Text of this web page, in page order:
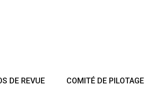
DE REVUE COMITÉ DE PILOTAGE